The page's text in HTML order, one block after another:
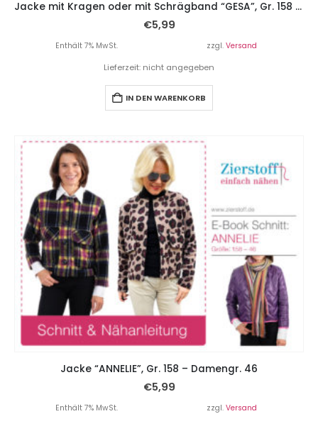
Jacke mit Kragen oder mit Schrägband “GESA”, Gr. 158 – Damengr. 46
€5,99
Enthält 7% MwSt. zzgl. Versand
Lieferzeit: nicht angegeben
IN DEN WARENKORB
Jacke “ANNELIE”, Gr. 158 – Damengr. 46
€5,99
Enthält 7% MwSt. zzgl. Versand